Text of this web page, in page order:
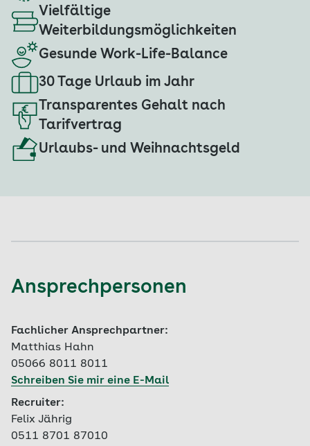
Vielfältige
Weiterbildungsmöglichkeiten
Gesunde Work-Life-Balance
30 Tage Urlaub im Jahr
Transparentes Gehalt nach
Tarifvertrag
Urlaubs- und Weihnachtsgeld
Ansprechpersonen
Fachlicher Ansprechpartner:
Matthias Hahn
05066 8011 8011
Schreiben Sie mir eine E-Mail
Recruiter:
Felix Jährig
0511 8701 87010